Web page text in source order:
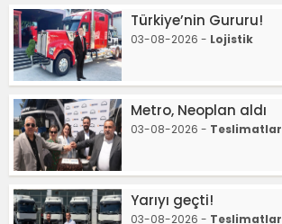
Türkiye’nin Gururu!
03-08-2026 - Lojistik
Metro, Neoplan aldı
03-08-2026 - Teslimatlar
Yarıyı geçti!
03-08-2026 - Teslimatlar